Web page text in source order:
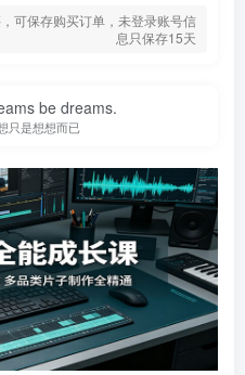
可保存购买订单，未登录账号信
息只保存15天
be dreams.
只是想想而已